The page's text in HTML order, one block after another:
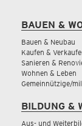
BAUEN &
Bauen & Neubau
Kaufen &
Sanieren &
Wohnen & Leben
Gemeinnützige/
BILDUNG &
Aus- und